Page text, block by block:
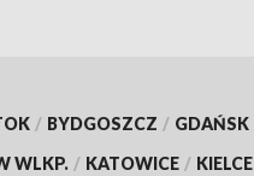
/ BYDGOSZCZ / GDAŃSK
WLKP. / KATOWICE / KIELCE